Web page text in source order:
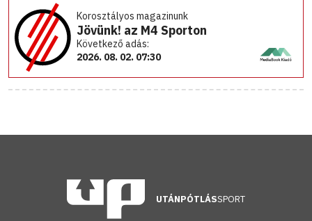
Korosztályos magazinunk
Jövünk! az M4 Sporton
Következő adás:
2026. 08. 02. 07:30
UTÁNPÓTLÁSSPORT